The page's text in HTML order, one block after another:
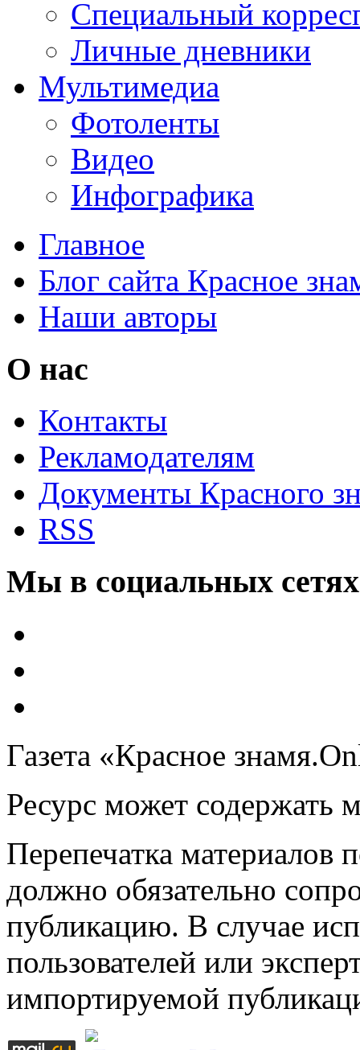
Специальный
Личные дневники
Мультимедиа
Фотоленты
Видео
Инфографика
Главное
Блог сайта Красное
Наши авторы
О нас
Контакты
Рекламодателям
Документы Красного
RSS
Мы в социальных сетях
Газета «Красное
Ресурс может содержать
Перепечатка материалов
должно обязательно
публикацию. В случае
пользователей или
импортируемой